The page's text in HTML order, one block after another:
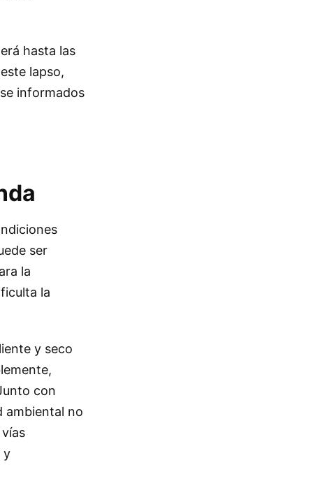
hasta las
lapso,
informados
ser
la
la
y seco
con
ambiental no
y